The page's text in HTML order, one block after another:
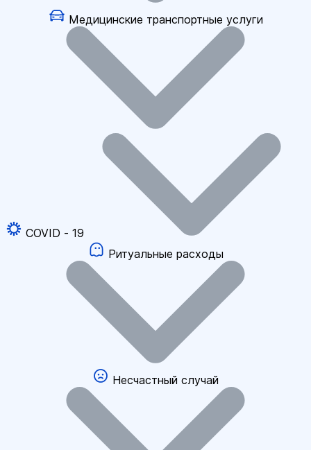
Медицинские транспортные услуги
COVID - 19
Ритуальные расходы
Несчастный случай